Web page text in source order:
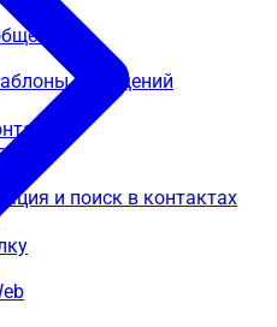
сообщений
и поиск в контактах